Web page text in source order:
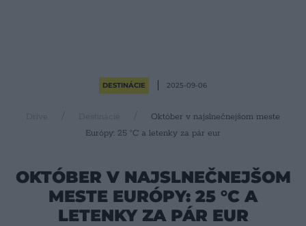
DESTINÁCIE 2025-09-06
Drive
Október v najslnečnejšom meste
Európy: 25 °C a letenky za pár eur
OKTÓBER V NAJSLNEČNEJŠOM
MESTE EURÓPY: 25 °C A
LETENKY ZA PÁR EUR